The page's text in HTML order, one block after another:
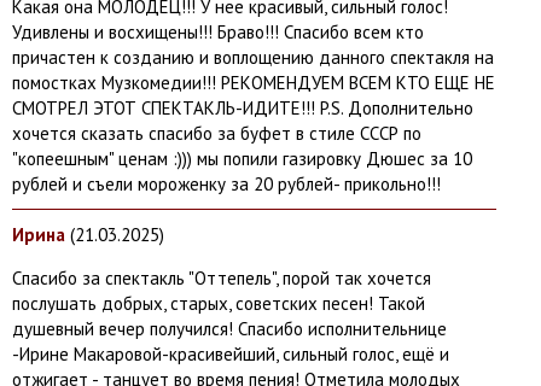
Какая она МОЛОДЕЦ!!! У нее красивый, сильный голос!
Удивлены и восхищены!!! Браво!!! Спасибо всем кто
причастен к созданию и воплощению данного спектакля на
помостках Музкомедии!!! РЕКОМЕНДУЕМ ВСЕМ КТО ЕЩЕ НЕ
СМОТРЕЛ ЭТОТ СПЕКТАКЛЬ-ИДИТЕ!!! P.S. Дополнительно
хочется сказать спасибо за буфет в стиле СССР по
"копеешным" ценам :))) мы попили газировку Дюшес за 10
рублей и съели мороженку за 20 рублей- прикольно!!!
Ирина (21.03.2025)
Спасибо за спектакль "Оттепель", порой так хочется
послушать добрых, старых, советских песен! Такой
душевный вечер получился! Спасибо исполнительнице
-Ирине Макаровой-красивейший, сильный голос, ещё и
отжигает - танцует во время пения! Отметила молодых